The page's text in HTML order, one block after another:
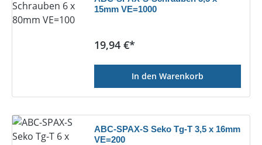
15mm VE=1000
Regulärer Preis:
19,94 €*
In den Warenkorb
ABC-SPAX-S Seko Tg-T 3,5 x 16mm
VE=200